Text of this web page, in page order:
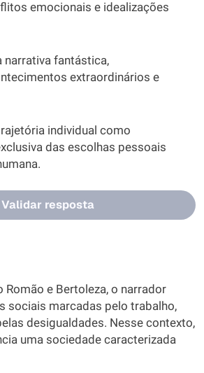
emocionais e idealizações
narrativa fantástica,
extraordinários e
individual como
das escolhas pessoais
Validar resposta
Romão e Bertoleza, o narrador
sociais marcadas pelo trabalho,
desigualdades. Nesse contexto,
uma sociedade caracterizada